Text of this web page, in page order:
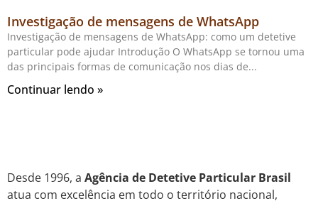
Investigação de mensagens de WhatsApp
Investigação de mensagens de WhatsApp: como um detetive
particular pode ajudar Introdução O WhatsApp se tornou uma
das principais formas de comunicação nos dias de
Continuar lendo »
Desde 1996, a Agência de Detetive Particular Brasil
atua com excelência em todo o território nacional,